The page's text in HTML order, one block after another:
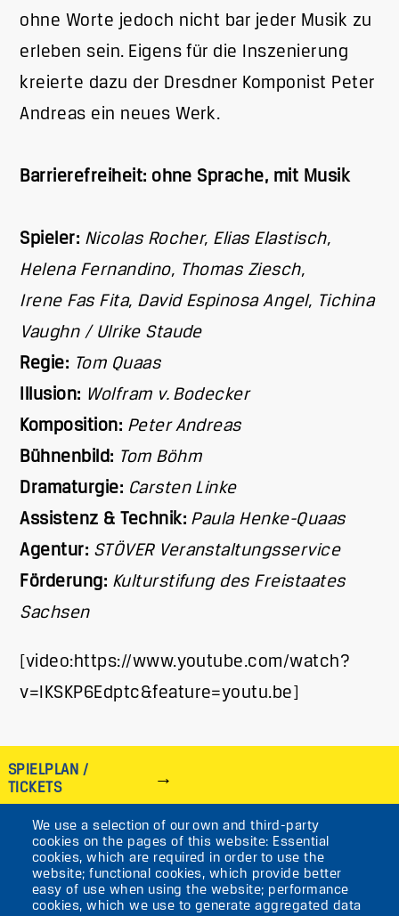
We use a selection of our own and third-party
cookies on the pages of this website: Essential
cookies, which are required in order to use the
website; functional cookies, which provide better
easy of use when using the website; performance
cookies, which we use to generate aggregated data
ohne Worte jedoch nicht bar jeder Musik zu
erleben sein. Eigens für die Inszenierung
kreierte dazu der Dresdner Komponist Peter
Andreas ein neues Werk.
Barrierefreiheit: ohne Sprache, mit Musik
Spieler: Nicolas Rocher, Elias Elastisch,
Helena Fernandino, Thomas Ziesch,
Irene Fas Fita, David Espinosa Angel, Tichina
Vaughn / Ulrike Staude
Regie: Tom Quaas
Illusion: Wolfram v. Bodecker
Komposition: Peter Andreas
Bühnenbild: Tom Böhm
Dramaturgie: Carsten Linke
Assistenz & Technik: Paula Henke-Quaas
Agentur: STÖVER Veranstaltungsservice
Förderung: Kulturstifung des Freistaates
Sachsen
[video:https://www.youtube.com/watch?
v=IKSKP6Edptc&feature=youtu.be]
SPIELPLAN /
TICKETS
IMAGE
VIKTORIASTR. 10-18
12105 BERLIN